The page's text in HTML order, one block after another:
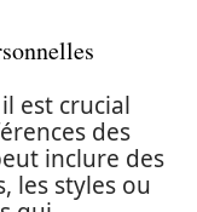
est crucial
des
inclure des
les styles ou